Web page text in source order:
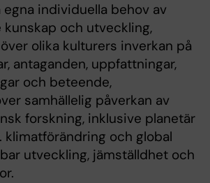
individuella behov av
och utveckling,
olika kulturers inverkan på
antaganden, uppfattningar,
och beteende,
samhällelig påverkan av
forskning, inklusive planetär
klimatförändring och global
utveckling, jämställdhet och